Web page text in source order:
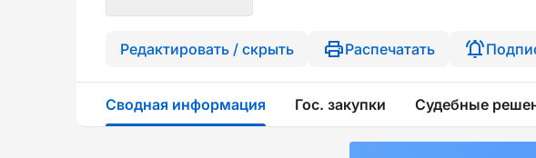
Редактировать / скрыть Распечатать
Сводная информация Гос. закупки Судебные